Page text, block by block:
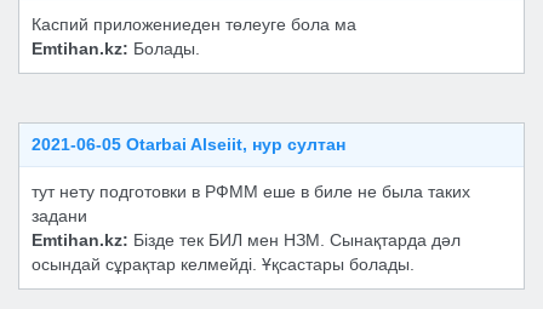
Каспий приложениеден төлеуге бола ма
Emtihan.kz: Болады.
2021-06-05 Otarbai Alseiit, нур султан
тут нету подготовки в РФММ еше в биле не была таких
задани
Emtihan.kz: Бізде тек БИЛ мен НЗМ. Сынақтарда дәл
осындай сұрақтар келмейді. Ұқсастары болады.